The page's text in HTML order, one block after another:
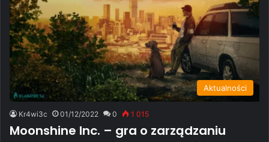
Aktualności
Kr4wi3c 01/12/2022 0 1 015
Moonshine Inc. – gra o zarządzaniu